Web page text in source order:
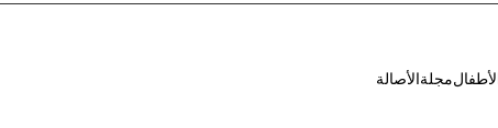
الأطفالمجلة الأصالة